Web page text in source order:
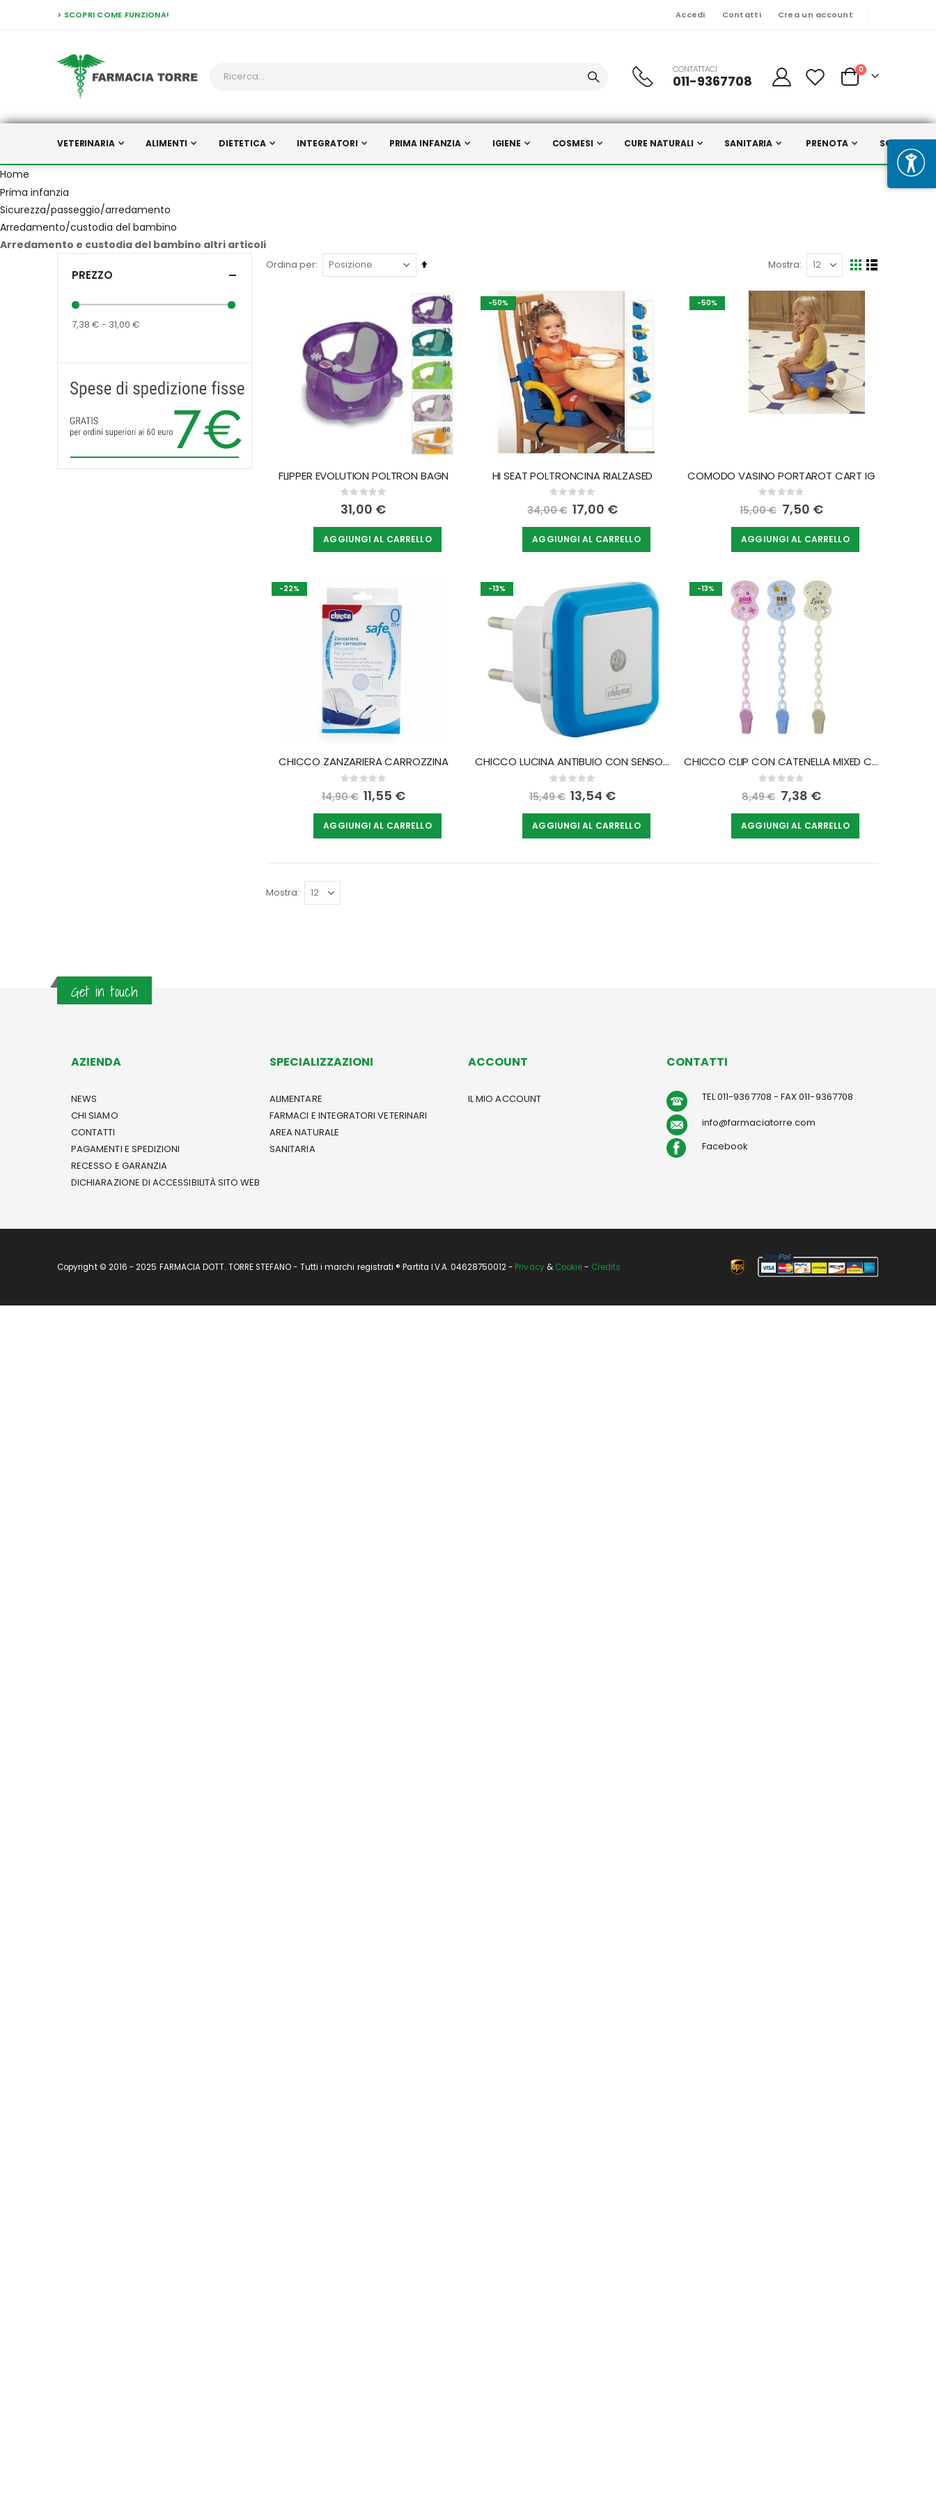
> SCOPRI COME FUNZIONA! Accedi Contatti Crea un account
CONTATTACI
011-9367708 Cart
0Prodotti
VETERINARIA ALIMENTI DIETETICA INTEGRATORI PRIMA INFANZIA IGIENE COSMESI CURE NATURALI SANITARIA PRENOTA SCELTI DA
Home
Prima infanzia
Sicurezza/passeggio/arredamento
Arredamento/custodia del bambino
Arredamento e custodia del bambino altri articoli
Ordina per
Imposta
direzione
decrescente
Mostra
Mostra
come
Griglia
Lista
FLIPPER EVOLUTION POLTRON BAGN
Rating:
0%
31,00 €
AGGIUNGI AL CARRELLO
-50%
HI SEAT POLTRONCINA RIALZASED
Rating:
0%
34,00 € Special
Price
17,00 €
AGGIUNGI AL CARRELLO
-50%
COMODO VASINO PORTAROT CART IG
Rating:
0%
15,00 € Special
Price
7,50 €
AGGIUNGI AL CARRELLO
-22%
CHICCO ZANZARIERA CARROZZINA
Rating:
0%
14,90 € Special
Price
11,55 €
AGGIUNGI AL CARRELLO
-13%
CHICCO LUCINA ANTIBUIO CON SENSORE
Rating:
0%
15,49 € Special
Price
13,54 €
AGGIUNGI AL CARRELLO
-13%
CHICCO CLIP CON CATENELLA MIXED COLORS NEW 2020
Rating:
0%
8,49 € Special
Price
7,38 €
AGGIUNGI AL CARRELLO
Mostra
PREZZO
7,38 € - 31,00 €
Get in touch
AZIENDA
NEWS
CHI SIAMO
CONTATTI
PAGAMENTI E SPEDIZIONI
RECESSO E GARANZIA
DICHIARAZIONE DI ACCESSIBILITÀ SITO WEB
SPECIALIZZAZIONI
ALIMENTARE
FARMACI E INTEGRATORI VETERINARI
AREA NATURALE
SANITARIA
ACCOUNT
IL MIO ACCOUNT
CONTATTI
TEL 011-9367708 - FAX 011-9367708
info@farmaciatorre.com
Facebook
Copyright © 2016 - 2025 FARMACIA DOTT. TORRE STEFANO - Tutti i marchi registrati ® Partita I.V.A. 04628750012 - Privacy& Cookie- Credits